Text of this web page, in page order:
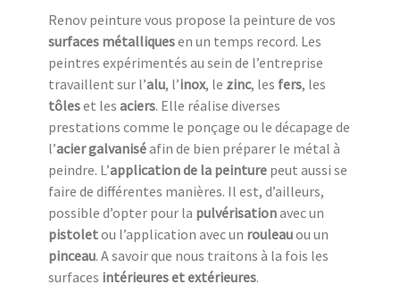
Renov peinture vous propose la peinture de vos
surfaces métalliquesen un temps record. Les
peintres expérimentés au sein de l’entreprise
travaillent sur l’alu, l’inox, le zinc, les fers, les
tôleset les aciers. Elle réalise diverses
prestations comme le ponçage ou le décapage de
l’acier galvaniséafin de bien préparer le métal à
peindre. L’application de la peinture peut aussi se
faire de différentes manières. Il est, d’ailleurs,
possible d’opter pour la pulvérisationavec un
pistoletou l’application avec un rouleauou un
pinceau. A savoir que nous traitons à la fois les
surfaces intérieures et extérieures.